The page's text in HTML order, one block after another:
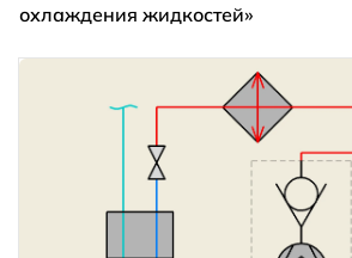
охлаждения жидкостей»